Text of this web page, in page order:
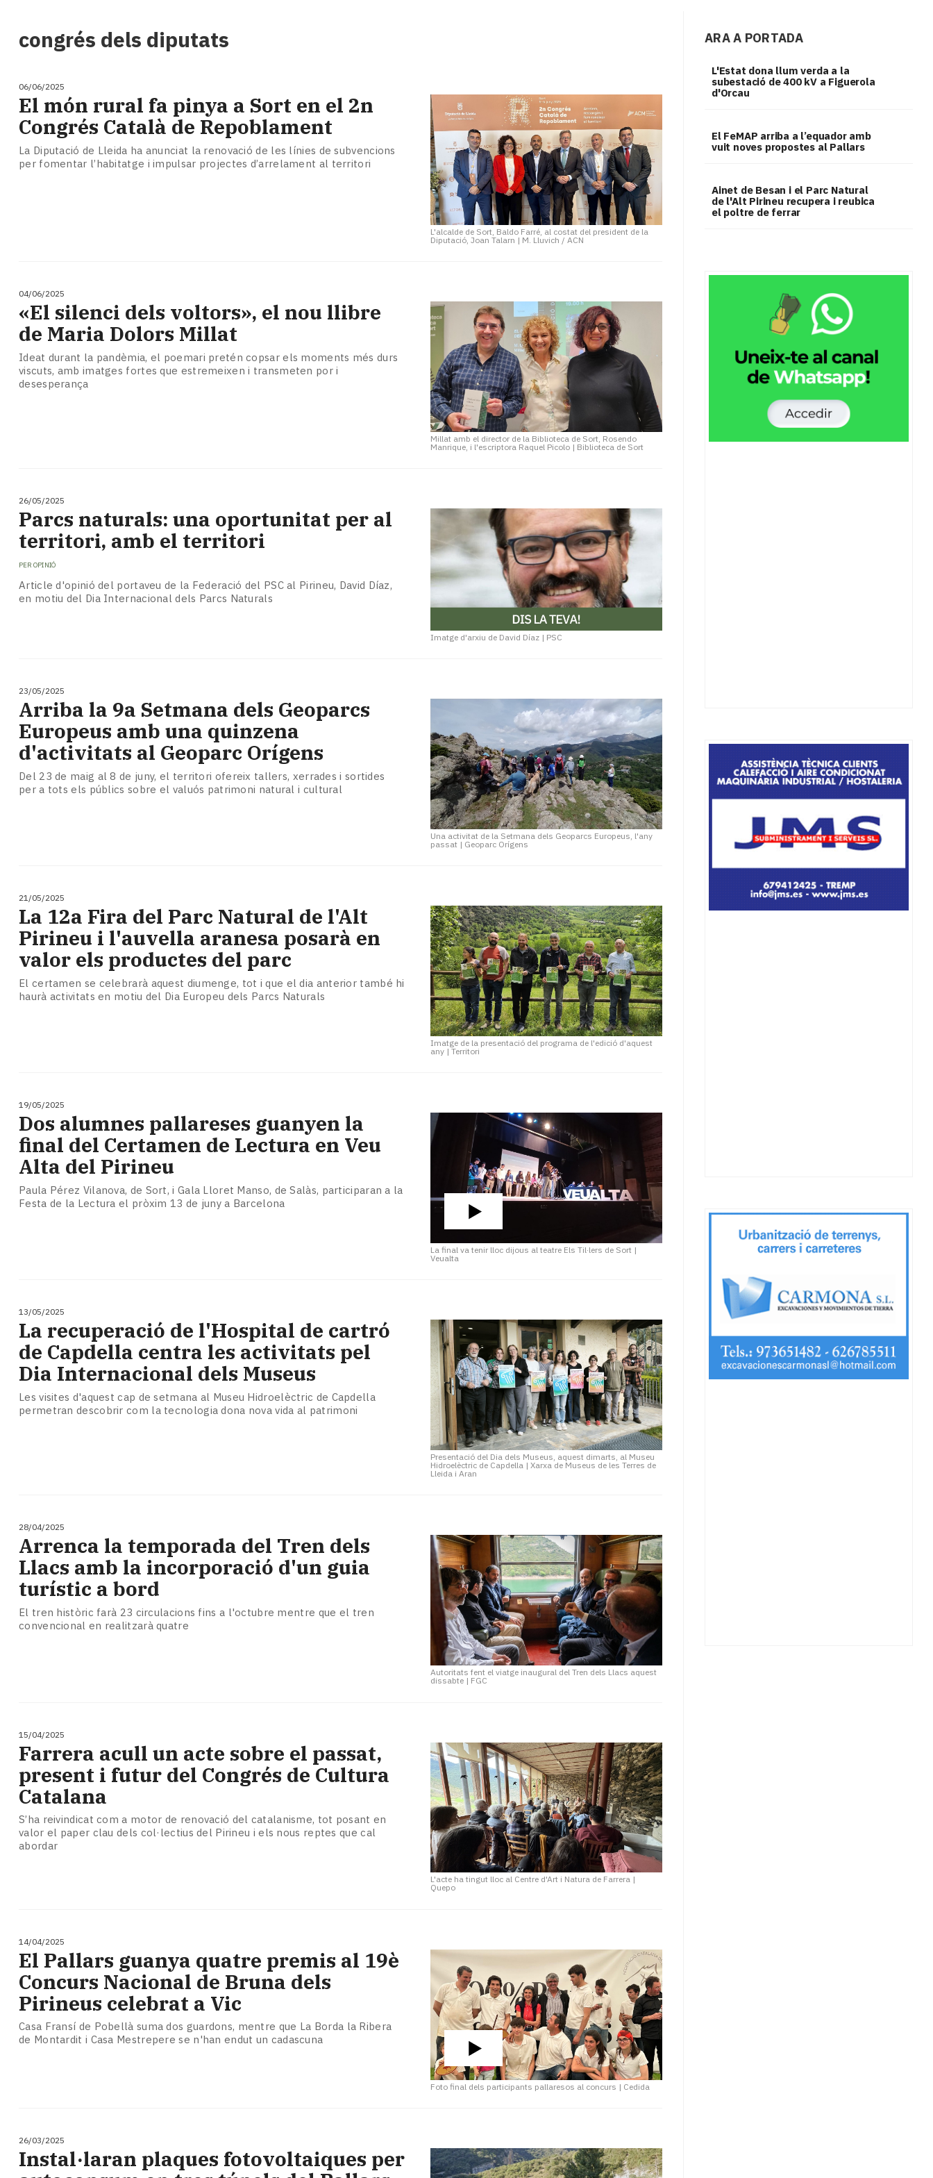
Cultura
tant!
TV
i
mitjans
El
temps
teva!
Subscriptors
La
del
Pallars
Contingut
congrés dels diputats
06/06/2025
L'alcalde de Sort, Baldo Farré, al costat del president de la
Diputació, Joan Talarn | M. Lluvich / ACN
El món rural fa pinya a Sort en el 2n
Congrés Català de Repoblament
La Diputació de Lleida ha anunciat la renovació de les línies de subvencions
per fomentar l’habitatge i impulsar projectes d’arrelament al territori
04/06/2025
Millat amb el director de la Biblioteca de Sort, Rosendo
Manrique, i l'escriptora Raquel Picolo | Biblioteca de Sort
«El silenci dels voltors», el nou llibre
de Maria Dolors Millat
Ideat durant la pandèmia, el poemari pretén copsar els moments més durs
viscuts, amb imatges fortes que estremeixen i transmeten por i
desesperança
26/05/2025
Imatge d'arxiu de David Díaz | PSC
Parcs naturals: una oportunitat per al
territori, amb el territori
PER OPINIÓ
Article d'opinió del portaveu de la Federació del PSC al Pirineu, David Díaz,
en motiu del Dia Internacional dels Parcs Naturals
23/05/2025
Una activitat de la Setmana dels Geoparcs Europeus, l'any
passat | Geoparc Orígens
Arriba la 9a Setmana dels Geoparcs
Europeus amb una quinzena
d'activitats al Geoparc Orígens
Del 23 de maig al 8 de juny, el territori ofereix tallers, xerrades i sortides
per a tots els públics sobre el valuós patrimoni natural i cultural
21/05/2025
Imatge de la presentació del programa de l'edició d'aquest
any |Territori
La 12a Fira del Parc Natural de l'Alt
Pirineu i l'auvella aranesa posarà en
valor els productes del parc
El certamen se celebrarà aquest diumenge, tot i que el dia anterior també hi
haurà activitats en motiu del Dia Europeu dels Parcs Naturals
19/05/2025
La final va tenir lloc dijous al teatre Els Til·lers de Sort |
Veualta
Dos alumnes pallareses guanyen la
final del Certamen de Lectura en Veu
Alta del Pirineu
Paula Pérez Vilanova, de Sort, i Gala Lloret Manso, de Salàs, participaran a la
Festa de la Lectura el pròxim 13 de juny a Barcelona
13/05/2025
Presentació del Dia dels Museus, aquest dimarts, al Museu
Hidroelèctric de Capdella |Xarxa de Museus de les Terres de
Lleida i Aran
La recuperació de l'Hospital de cartró
de Capdella centra les activitats pel
Dia Internacional dels Museus
Les visites d'aquest cap de setmana al Museu Hidroelèctric de Capdella
permetran descobrir com la tecnologia dona nova vida al patrimoni
28/04/2025
Autoritats fent el viatge inaugural del Tren dels Llacs aquest
dissabte | FGC
Arrenca la temporada del Tren dels
Llacs amb la incorporació d'un guia
turístic a bord
El tren històric farà 23 circulacions fins a l'octubre mentre que el tren
convencional en realitzarà quatre
15/04/2025
L'acte ha tingut lloc al Centre d'Art i Natura de Farrera |
Quepo
Farrera acull un acte sobre el passat,
present i futur del Congrés de Cultura
Catalana
S’ha reivindicat com a motor de renovació del catalanisme, tot posant en
valor el paper clau dels col·lectius del Pirineu i els nous reptes que cal
abordar
14/04/2025
Foto final dels participants pallaresos al concurs | Cedida
El Pallars guanya quatre premis al 19è
Concurs Nacional de Bruna dels
Pirineus celebrat a Vic
Casa Fransí de Pobellà suma dos guardons, mentre que La Borda la Ribera
de Montardit i Casa Mestrepere se n'han endut un cadascuna
26/03/2025
Instal·laran plaques fotovoltaiques per
ARA A PORTADA
L'Estat dona llum verda a la
subestació de 400 kV a Figuerola
d'Orcau
El FeMAP arriba a l’equador amb
vuit noves propostes al Pallars
Ainet de Besan i el Parc Natural
de l'Alt Pirineu recupera i reubica
el poltre de ferrar